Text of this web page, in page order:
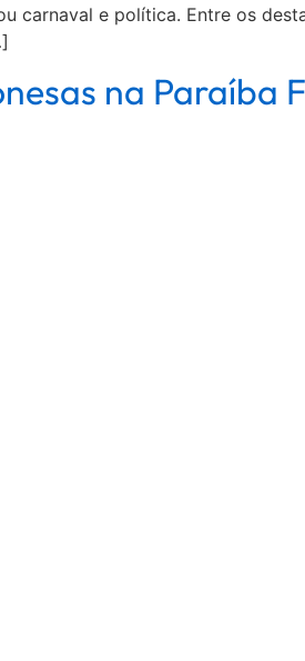
carnaval e política. Entre os
na Paraíba